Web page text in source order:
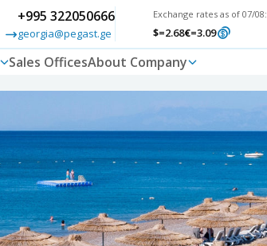
+995 322050666
georgia@pegast.ge
Exchange rates as of 07/08:
$=2.68€=3.09
Sales OfficesAbout Company